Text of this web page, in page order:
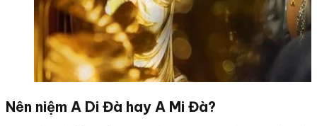
Nên niệm A Di Đà hay A Mi Đà?